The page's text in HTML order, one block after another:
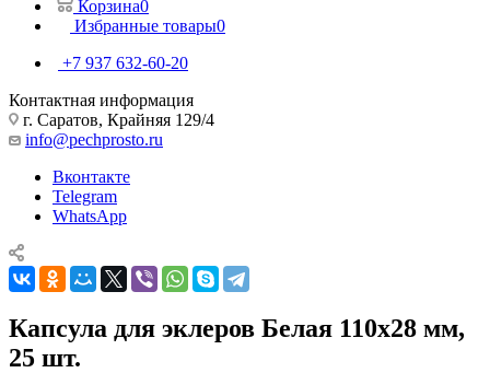
Корзина0
Избранные товары0
+7 937 632-60-20
Контактная информация
г. Саратов, Крайняя 129/4
info@pechprosto.ru
Вконтакте
Telegram
WhatsApp
Капсула для эклеров Белая 110х28 мм,
25 шт.